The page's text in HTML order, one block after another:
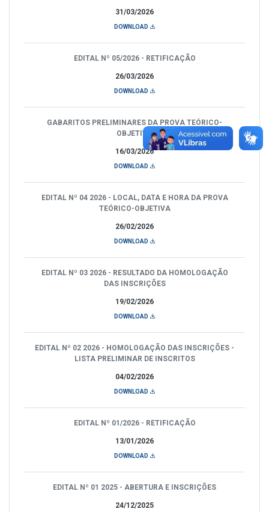
31/03/2026
DOWNLOAD
26/03/2026
EDITAL Nº 05/2026 - RETIFICAÇÃO
DOWNLOAD
16/03/2026
GABARITOS PRELIMINARES DA PROVA TEÓRICO-
OBJETIVA
DOWNLOAD
26/02/2026
EDITAL Nº 04 2026 - LOCAL, DATA E HORA DA PROVA
TEÓRICO-OBJETIVA
DOWNLOAD
19/02/2026
EDITAL Nº 03 2026 - RESULTADO DA HOMOLOGAÇÃO
DAS INSCRIÇÕES
DOWNLOAD
04/02/2026
EDITAL Nº 02 2026 - HOMOLOGAÇÃO DAS INSCRIÇÕES -
LISTA PRELIMINAR DE INSCRITOS
DOWNLOAD
13/01/2026
EDITAL Nº 01/2026 - RETIFICAÇÃO
DOWNLOAD
24/12/2025
EDITAL Nº 01 2025 - ABERTURA E INSCRIÇÕES